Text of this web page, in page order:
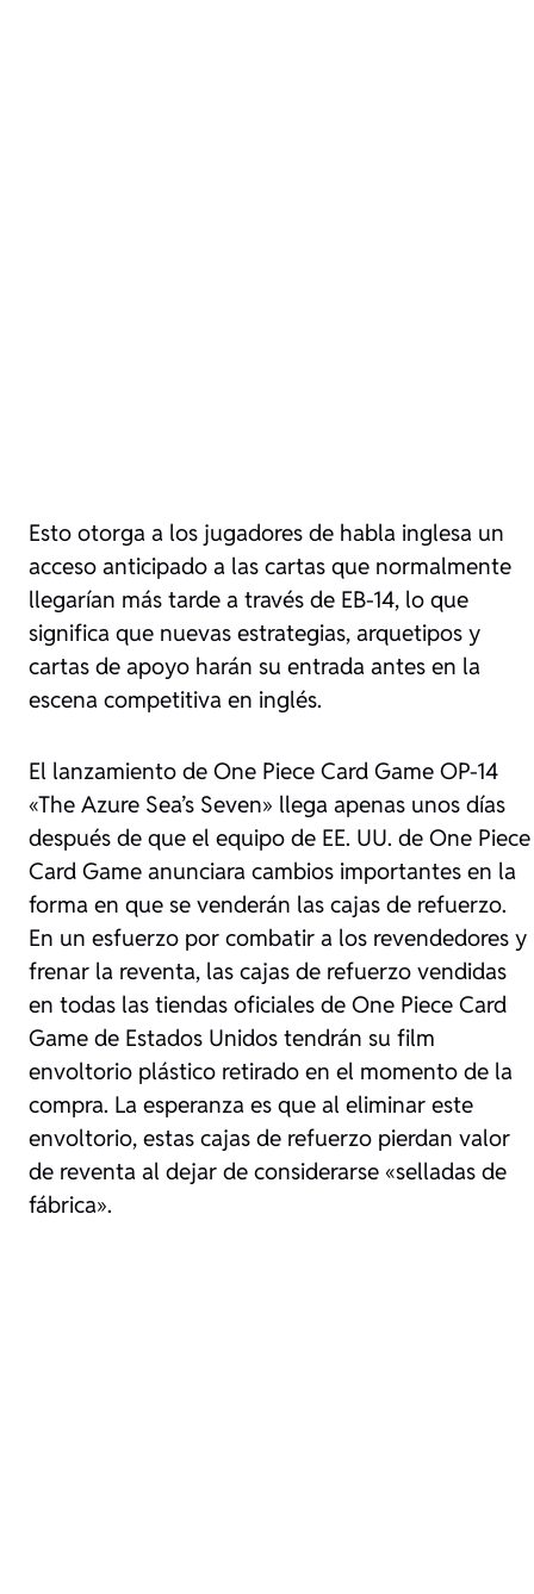
Esto otorga a los jugadores de habla inglesa un
acceso anticipado a las cartas que normalmente
llegarían más tarde a través de EB-14, lo que
significa que nuevas estrategias, arquetipos y
cartas de apoyo harán su entrada antes en la
escena competitiva en inglés.
El lanzamiento de One Piece Card Game OP-14
«The Azure Sea’s Seven» llega apenas unos días
después de que el equipo de EE. UU. de One Piece
Card Game anunciara cambios importantes en la
forma en que se venderán las cajas de refuerzo.
En un esfuerzo por combatir a los revendedores y
frenar la reventa, las cajas de refuerzo vendidas
en todas las tiendas oficiales de One Piece Card
Game de Estados Unidos tendrán su film
envoltorio plástico retirado en el momento de la
compra. La esperanza es que al eliminar este
envoltorio, estas cajas de refuerzo pierdan valor
de reventa al dejar de considerarse «selladas de
fábrica».